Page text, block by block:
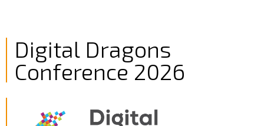
Digital Dragons
Conference 2026